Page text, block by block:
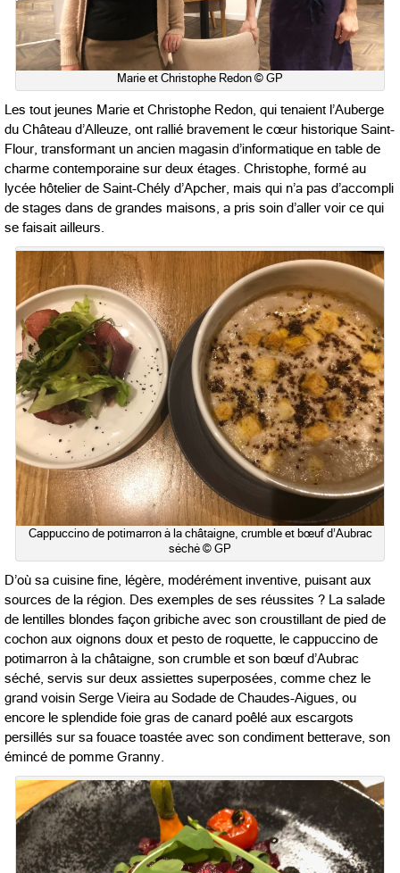
Marie et Christophe Redon © GP
Les tout jeunes Marie et Christophe Redon, qui tenaient l’Auberge
du Château d’Alleuze, ont rallié bravement le cœur historique Saint-
Flour, transformant un ancien magasin d’informatique en table de
charme contemporaine sur deux étages. Christophe, formé au
lycée hôtelier de Saint-Chély d’Apcher, mais qui n’a pas d’accompli
de stages dans de grandes maisons, a pris soin d’aller voir ce qui
se faisait ailleurs.
Cappuccino de potimarron à la châtaigne, crumble et bœuf d’Aubrac
séché © GP
D’où sa cuisine fine, légère, modérément inventive, puisant aux
sources de la région. Des exemples de ses réussites ? La salade
de lentilles blondes façon gribiche avec son croustillant de pied de
cochon aux oignons doux et pesto de roquette, le cappuccino de
potimarron à la châtaigne, son crumble et son bœuf d’Aubrac
séché, servis sur deux assiettes superposées, comme chez le
grand voisin Serge Vieira au Sodade de Chaudes-Aigues, ou
encore le splendide foie gras de canard poêlé aux escargots
persillés sur sa fouace toastée avec son condiment betterave, son
émincé de pomme Granny.